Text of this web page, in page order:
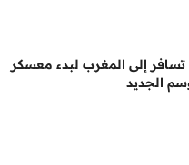
إلى المغرب لبدء معسكر
الجديد